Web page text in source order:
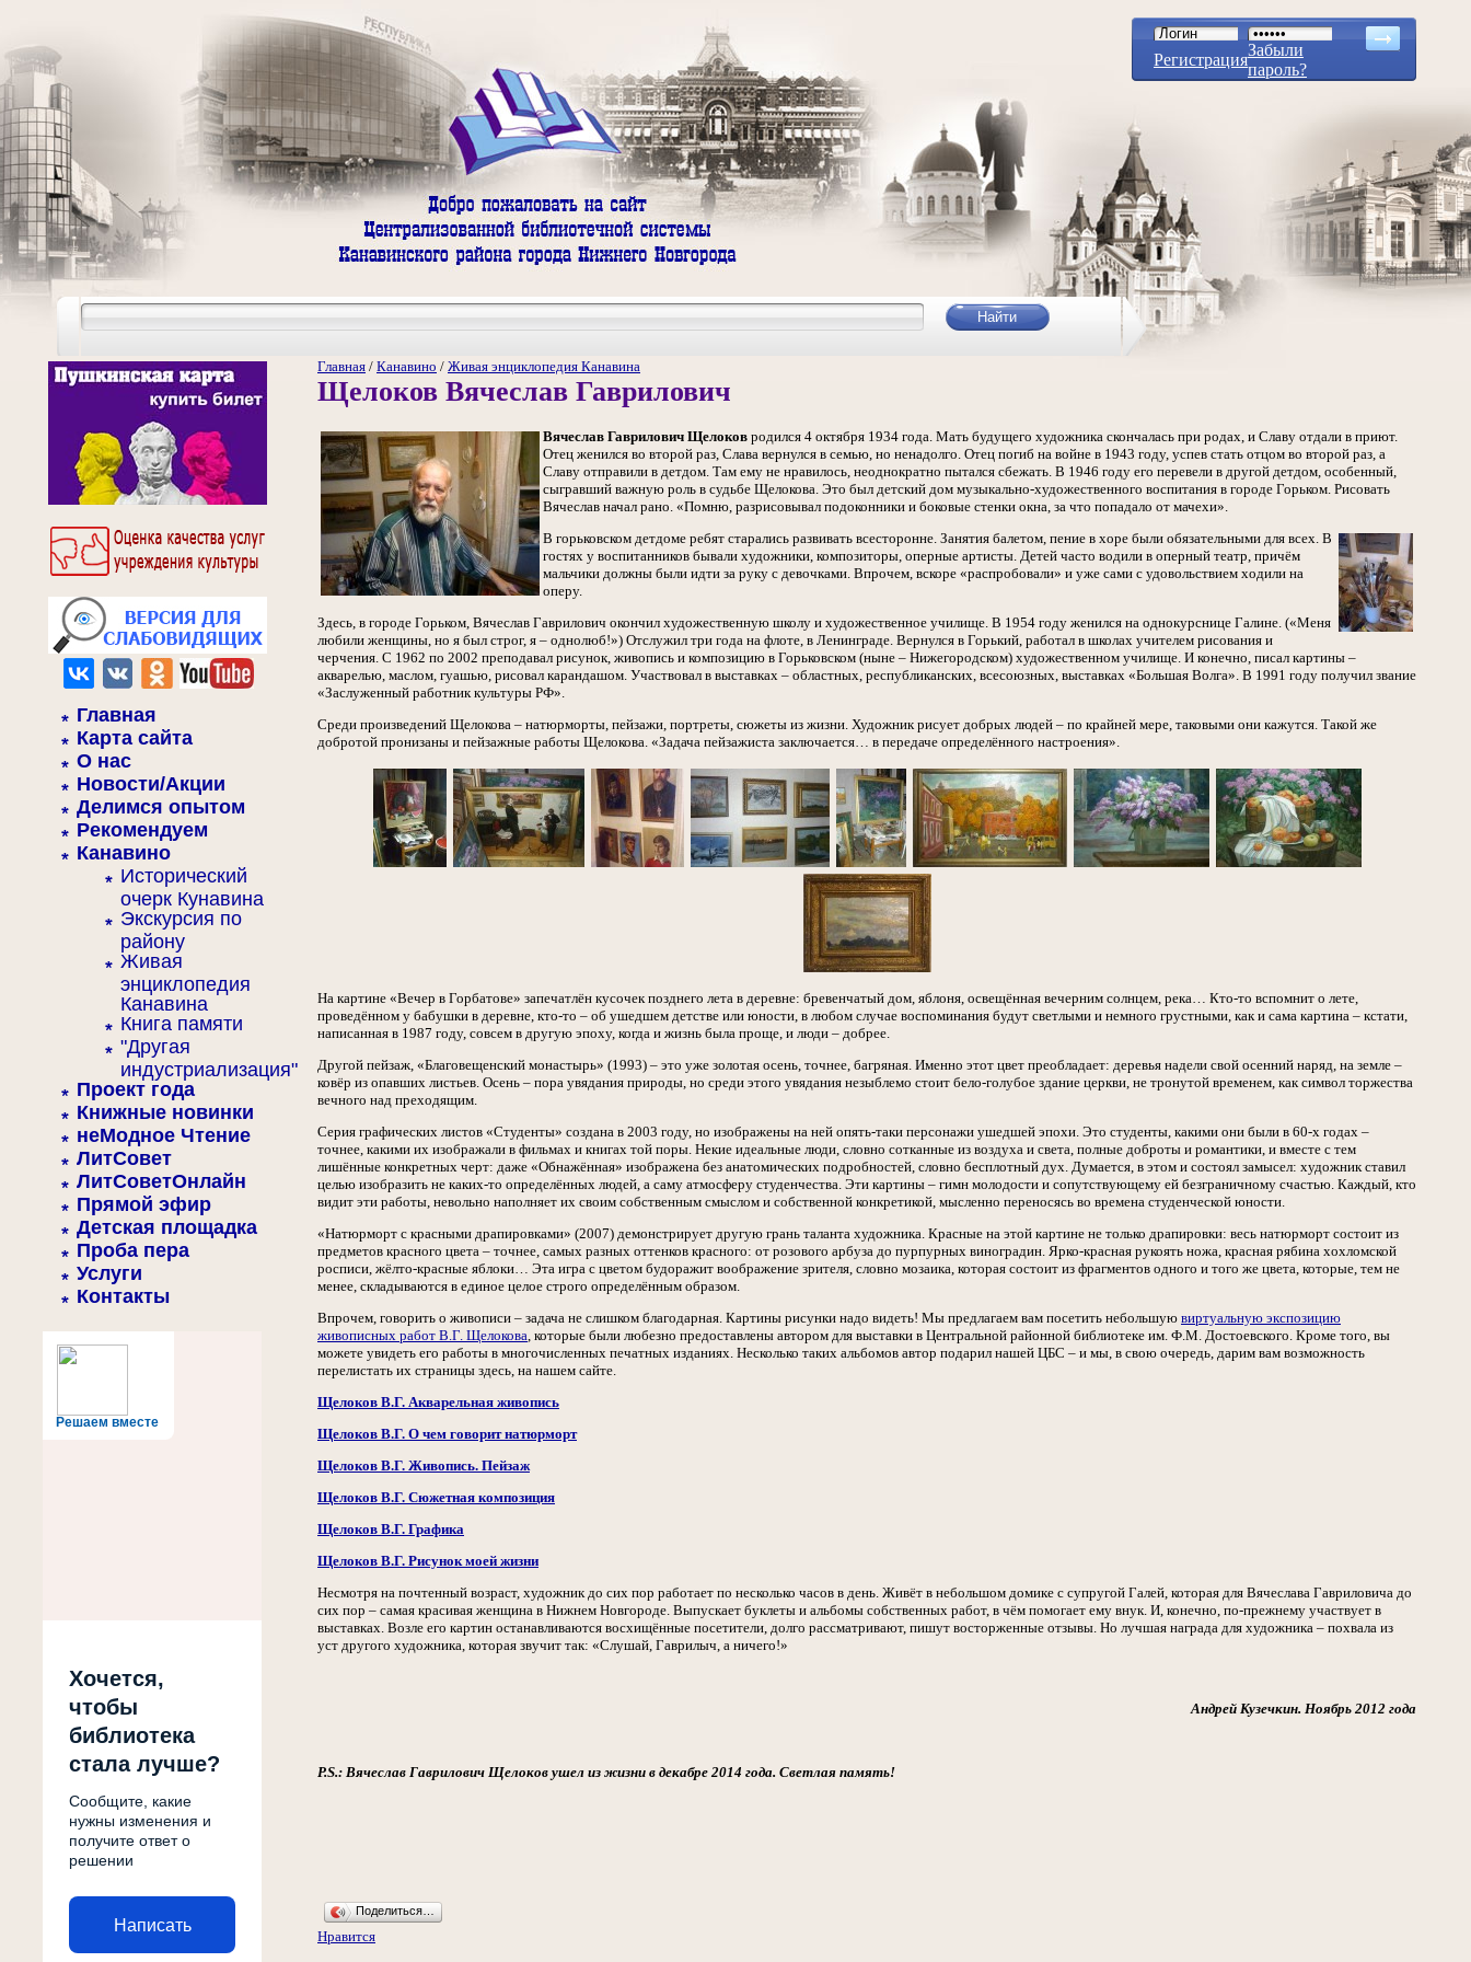
Регистрация
Забыли
пароль?
Главная
Карта сайта
О нас
Новости/Акции
Делимся опытом
Рекомендуем
Канавино
Исторический
очерк Кунавина
Экскурсия по
району
Живая
энциклопедия
Канавина
Книга памяти
"Другая
индустриализация"
Проект года
Книжные новинки
неМодное Чтение
ЛитСовет
ЛитСоветОнлайн
Прямой эфир
Детская площадка
Проба пера
Услуги
Контакты
Решаем вместе
Хочется,
чтобы
библиотека
стала лучше?
Сообщите, какие
нужны изменения и
получите ответ о
решении
Написать
Главная / Канавино / Живая энциклопедия Канавина
Щелоков Вячеслав Гаврилович
Вячеслав Гаврилович Щелоков родился 4 октября 1934 года. Мать будущего художника скончалась при родах, и Славу отдали в приют.
Отец женился во второй раз, Слава вернулся в семью, но ненадолго. Отец погиб на войне в 1943 году, успев стать отцом во второй раз, а
Славу отправили в детдом. Там ему не нравилось, неоднократно пытался сбежать. В 1946 году его перевели в другой детдом, особенный,
сыгравший важную роль в судьбе Щелокова. Это был детский дом музыкально-художественного воспитания в городе Горьком. Рисовать
Вячеслав начал рано. «Помню, разрисовывал подоконники и боковые стенки окна, за что попадало от мачехи».
В горьковском детдоме ребят старались развивать всесторонне. Занятия балетом, пение в хоре были обязательными для всех. В
гостях у воспитанников бывали художники, композиторы, оперные артисты. Детей часто водили в оперный театр, причём
мальчики должны были идти за руку с девочками. Впрочем, вскоре «распробовали» и уже сами с удовольствием ходили на
оперу.
Здесь, в городе Горьком, Вячеслав Гаврилович окончил художественную школу и художественное училище. В 1954 году женился на однокурснице Галине. («Меня
любили женщины, но я был строг, я – однолюб!») Отслужил три года на флоте, в Ленинграде. Вернулся в Горький, работал в школах учителем рисования и
черчения. С 1962 по 2002 преподавал рисунок, живопись и композицию в Горьковском (ныне – Нижегородском) художественном училище. И конечно, писал картины –
акварелью, маслом, гуашью, рисовал карандашом. Участвовал в выставках – областных, республиканских, всесоюзных, выставках «Большая Волга». В 1991 году получил звание
«Заслуженный работник культуры РФ».
Среди произведений Щелокова – натюрморты, пейзажи, портреты, сюжеты из жизни. Художник рисует добрых людей – по крайней мере, таковыми они кажутся. Такой же
добротой пронизаны и пейзажные работы Щелокова. «Задача пейзажиста заключается… в передаче определённого настроения».
На картине «Вечер в Горбатове» запечатлён кусочек позднего лета в деревне: бревенчатый дом, яблоня, освещённая вечерним солнцем, река… Кто-то вспомнит о лете,
проведённом у бабушки в деревне, кто-то – об ушедшем детстве или юности, в любом случае воспоминания будут светлыми и немного грустными, как и сама картина – кстати,
написанная в 1987 году, совсем в другую эпоху, когда и жизнь была проще, и люди – добрее.
Другой пейзаж, «Благовещенский монастырь» (1993) – это уже золотая осень, точнее, багряная. Именно этот цвет преобладает: деревья надели свой осенний наряд, на земле –
ковёр из опавших листьев. Осень – пора увядания природы, но среди этого увядания незыблемо стоит бело-голубое здание церкви, не тронутой временем, как символ торжества
вечного над преходящим.
Серия графических листов «Студенты» создана в 2003 году, но изображены на ней опять-таки персонажи ушедшей эпохи. Это студенты, какими они были в 60-х годах –
точнее, какими их изображали в фильмах и книгах той поры. Некие идеальные люди, словно сотканные из воздуха и света, полные доброты и романтики, и вместе с тем
лишённые конкретных черт: даже «Обнажённая» изображена без анатомических подробностей, словно бесплотный дух. Думается, в этом и состоял замысел: художник ставил
целью изобразить не каких-то определённых людей, а саму атмосферу студенчества. Эти картины – гимн молодости и сопутствующему ей безграничному счастью. Каждый, кто
видит эти работы, невольно наполняет их своим собственным смыслом и собственной конкретикой, мысленно переносясь во времена студенческой юности.
«Натюрморт с красными драпировками» (2007) демонстрирует другую грань таланта художника. Красные на этой картине не только драпировки: весь натюрморт состоит из
предметов красного цвета – точнее, самых разных оттенков красного: от розового арбуза до пурпурных виноградин. Ярко-красная рукоять ножа, красная рябина хохломской
росписи, жёлто-красные яблоки… Эта игра с цветом будоражит воображение зрителя, словно мозаика, которая состоит из фрагментов одного и того же цвета, которые, тем не
менее, складываются в единое целое строго определённым образом.
Впрочем, говорить о живописи – задача не слишком благодарная. Картины рисунки надо видеть! Мы предлагаем вам посетить небольшую виртуальную экспозицию
живописных работ В.Г. Щелокова, которые были любезно предоставлены автором для выставки в Центральной районной библиотеке им. Ф.М. Достоевского. Кроме того, вы
можете увидеть его работы в многочисленных печатных изданиях. Несколько таких альбомов автор подарил нашей ЦБС – и мы, в свою очередь, дарим вам возможность
перелистать их страницы здесь, на нашем сайте.
Щелоков В.Г. Акварельная живопись
Щелоков В.Г. О чем говорит натюрморт
Щелоков В.Г. Живопись. Пейзаж
Щелоков В.Г. Сюжетная композиция
Щелоков В.Г. Графика
Щелоков В.Г. Рисунок моей жизни
Несмотря на почтенный возраст, художник до сих пор работает по несколько часов в день. Живёт в небольшом домике с супругой Галей, которая для Вячеслава Гавриловича до
сих пор – самая красивая женщина в Нижнем Новгороде. Выпускает буклеты и альбомы собственных работ, в чём помогает ему внук. И, конечно, по-прежнему участвует в
выставках. Возле его картин останавливаются восхищённые посетители, долго рассматривают, пишут восторженные отзывы. Но лучшая награда для художника – похвала из
уст другого художника, которая звучит так: «Слушай, Гаврилыч, а ничего!»
Андрей Кузечкин. Ноябрь 2012 года
P.S.: Вячеслав Гаврилович Щелоков ушел из жизни в декабре 2014 года. Светлая память!
Поделиться…
Нравится